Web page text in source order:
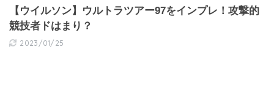
【ウイルソン】ウルトラツアー97をインプレ！攻撃的
競技者ドはまり？
2023/01/25